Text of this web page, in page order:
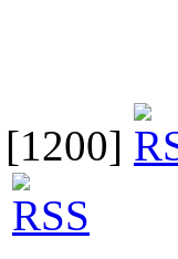
[1200]